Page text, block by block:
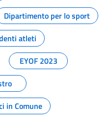
Dipartimento per lo sport
atleti
EYOF 2023
in Comune